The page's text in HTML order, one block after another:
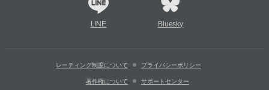
LINE Bluesky
レーティング制度について プライバシーポリシー
著作権について サポートセンター